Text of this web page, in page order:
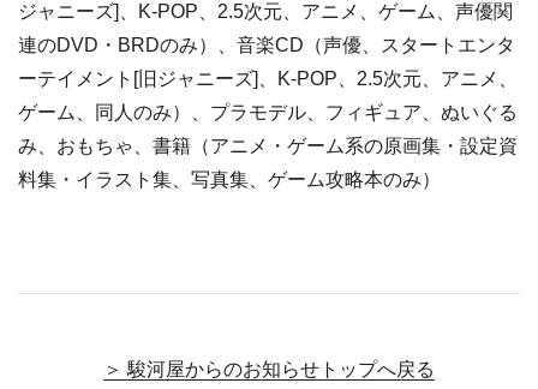
ジャニーズ]、K-POP、2.5次元、アニメ、ゲーム、声優関
連のDVD・BRDのみ）、音楽CD（声優、スタートエンタ
ーテイメント[旧ジャニーズ]、K-POP、2.5次元、アニメ、
ゲーム、同人のみ）、プラモデル、フィギュア、ぬいぐる
み、おもちゃ、書籍（アニメ・ゲーム系の原画集・設定資
料集・イラスト集、写真集、ゲーム攻略本のみ）
＞ 駿河屋からのお知らせトップへ戻る